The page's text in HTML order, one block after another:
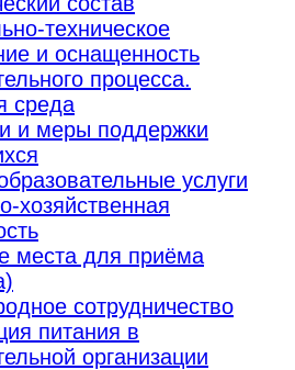
техническое
и оснащенность
процесса.
среда
и меры поддержки
услуги
хозяйственная
места для приёма
сотрудничество
питания в
организации